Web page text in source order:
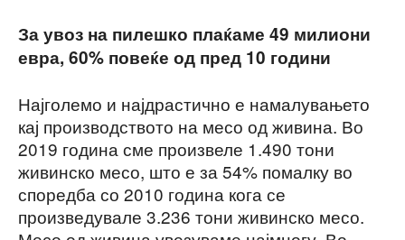
За увоз на пилешко плаќаме 49 милиони
евра, 60% повеќе од пред 10 години
Најголемо и најдрастично е намалувањето
кај производството на месо од живина. Во
2019 година сме произвеле 1.490 тони
живинско месо, што е за 54% помалку во
споредба со 2010 година кога се
произведувале 3.236 тони живинско месо.